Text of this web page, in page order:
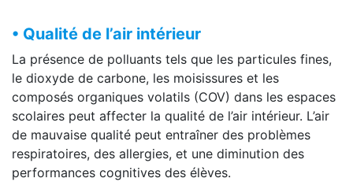
• Qualité de l’air intérieur
La présence de polluants tels que les particules fines,
le dioxyde de carbone, les moisissures et les
composés organiques volatils (COV) dans les espaces
scolaires peut affecter la qualité de l’air intérieur. L’air
de mauvaise qualité peut entraîner des problèmes
respiratoires, des allergies, et une diminution des
performances cognitives des élèves.